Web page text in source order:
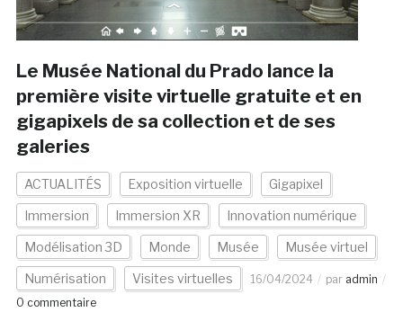
Le Musée National du Prado lance la
première visite virtuelle gratuite et en
gigapixels de sa collection et de ses
galeries
ACTUALITÉS Exposition virtuelle Gigapixel
Immersion Immersion XR Innovation numérique
Modélisation 3D Monde Musée Musée virtuel
Numérisation Visites virtuelles 16/04/2024 par admin
0 commentaire